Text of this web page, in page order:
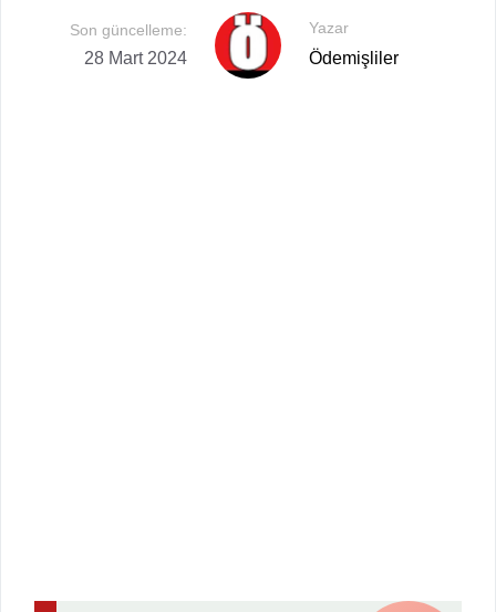
Son güncelleme:
28 Mart 2024
Yazar
Ödemişliler